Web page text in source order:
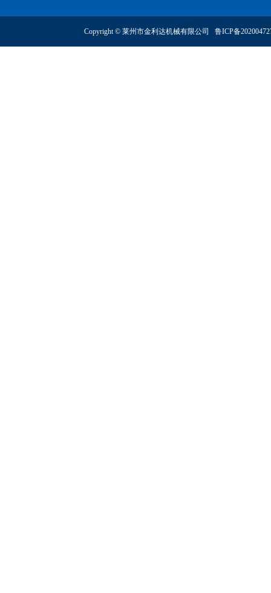
Copyright © 莱州市金利达机械有限公司 鲁ICP备